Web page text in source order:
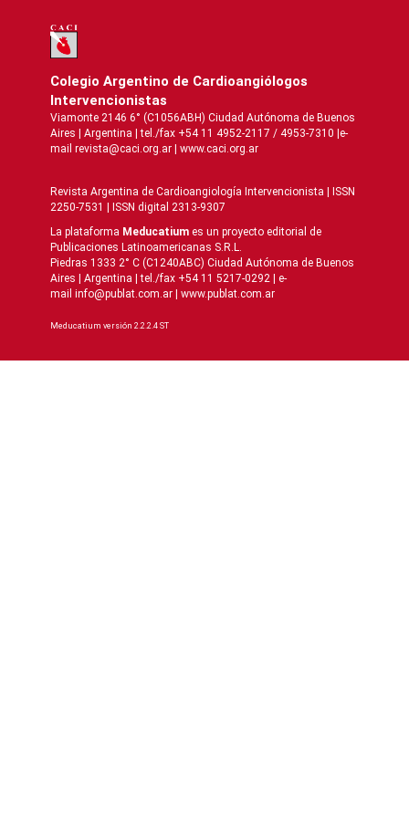
Colegio Argentino de Cardioangiólogos
Intervencionistas
Viamonte 2146 6° (C1056ABH) Ciudad Autónoma de Buenos
Aires | Argentina | tel./fax +54 11 4952-2117 / 4953-7310 |e-
mail revista@caci.org.ar | www.caci.org.ar
Revista Argentina de Cardioangiologí­a Intervencionista | ISSN
2250-7531 | ISSN digital 2313-9307
La plataforma Meducatium es un proyecto editorial de
Publicaciones Latinoamericanas S.R.L.
Piedras 1333 2° C (C1240ABC) Ciudad Autónoma de Buenos
Aires | Argentina | tel./fax +54 11 5217-0292 | e-
mail info@publat.com.ar |
www.publat.com.ar
Meducatium versión 2.2.2.4 ST